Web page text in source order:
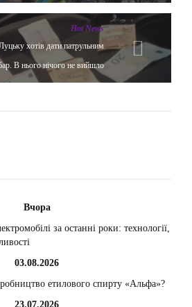
Hot News
хотів дати патрульним
В нього нічого не вийшло
Вчора
за останні роки: технології,
03.08.2026
етилового спирту «Альфа»?
23.07.2026